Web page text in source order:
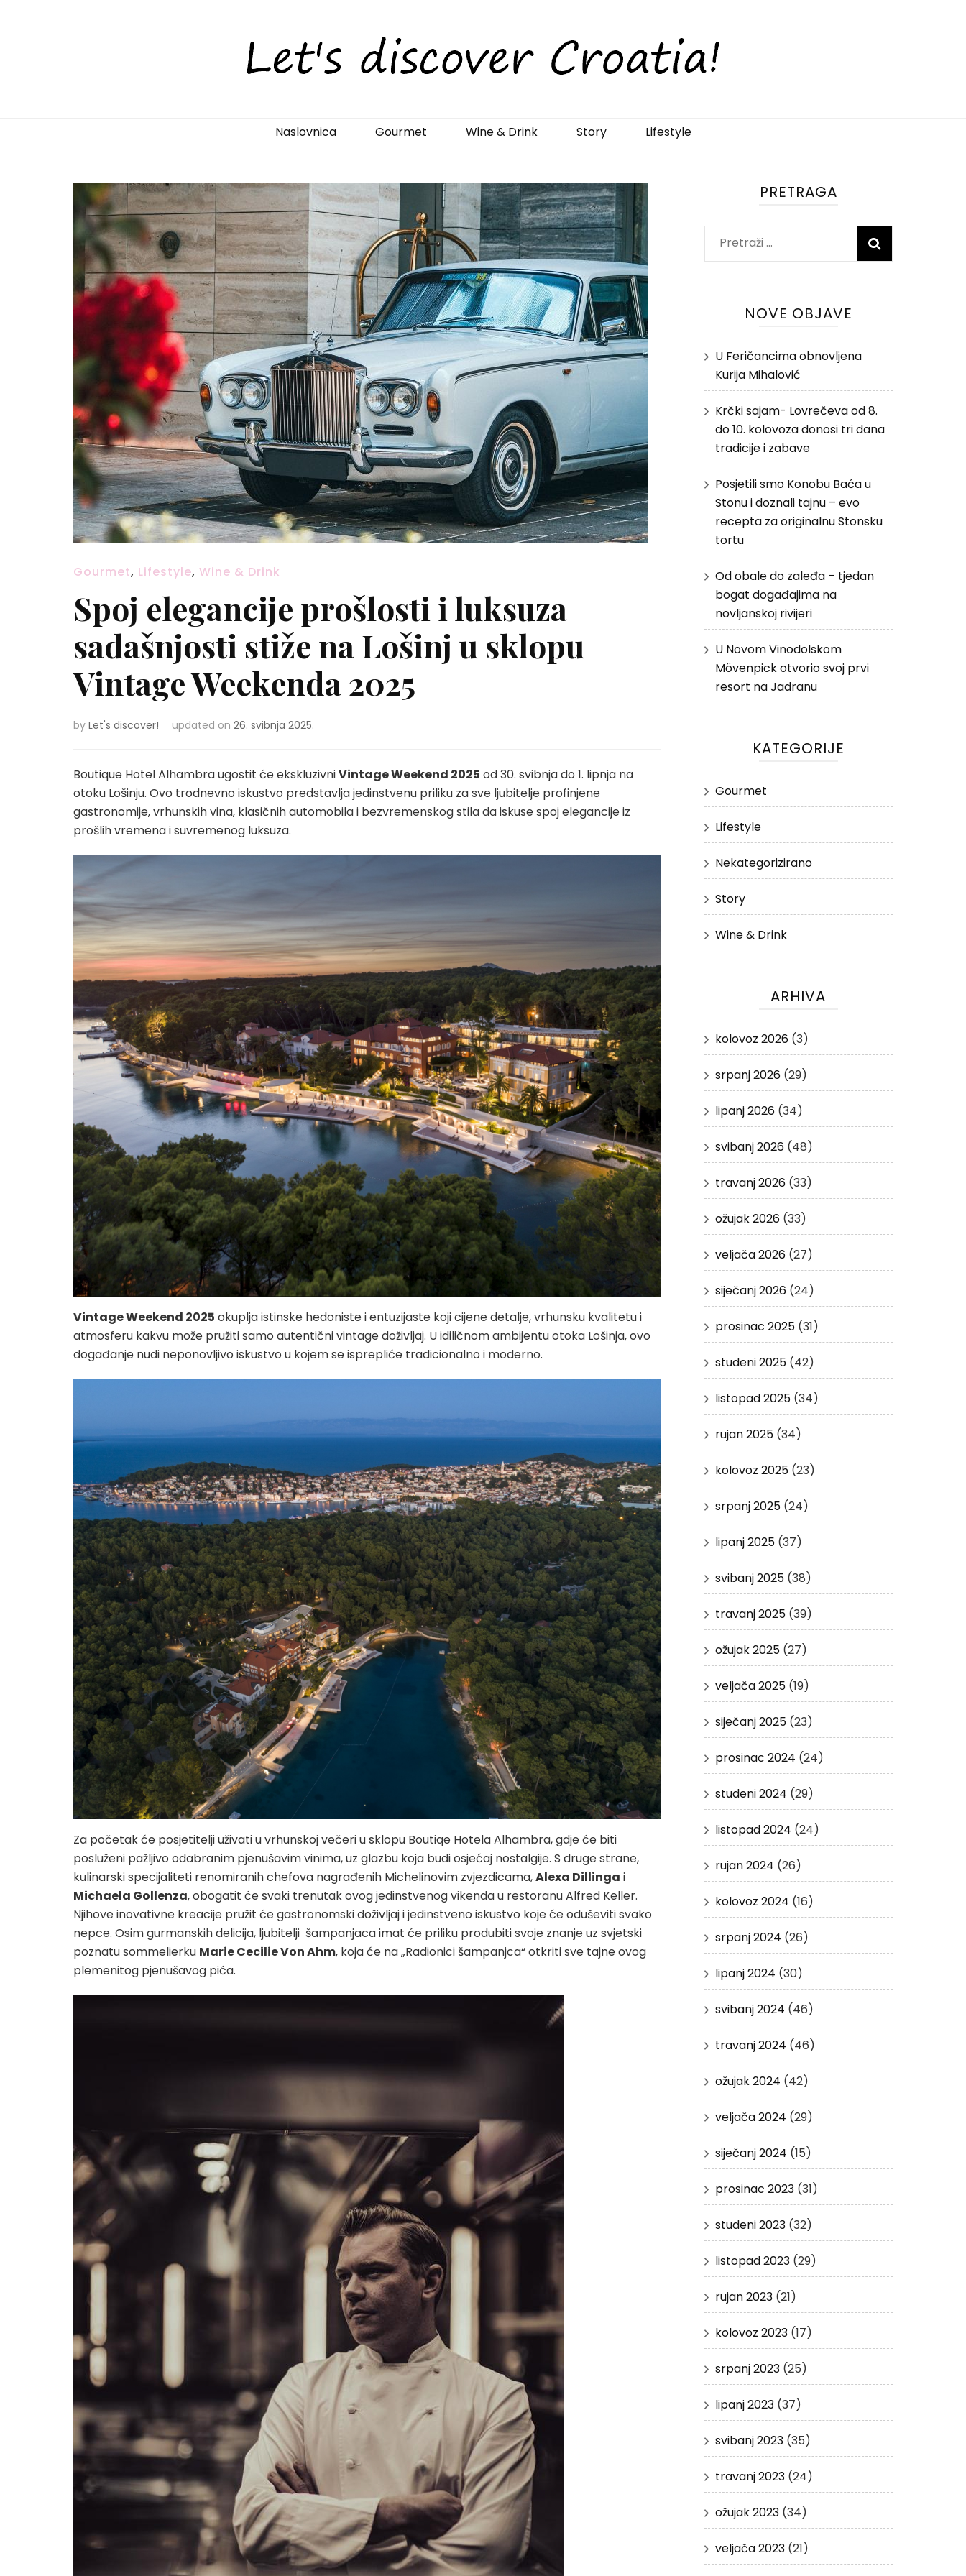
LetsDiscoverCroatia
Naslovnica Gourmet Wine & Drink Story Lifestyle
Gourmet, Lifestyle, Wine & Drink
Spoj elegancije prošlosti i luksuza
sadašnjosti stiže na Lošinj u sklopu
Vintage Weekenda 2025
by Let's discover! updated on 26. svibnja 2025.
Boutique Hotel Alhambra ugostit će ekskluzivniVintage Weekend 2025 od 30. svibnja do 1. lipnja na
otoku Lošinju. Ovo trodnevno iskustvo predstavlja jedinstvenu priliku za sve ljubitelje profinjene
gastronomije, vrhunskih vina, klasičnih automobila i bezvremenskog stila da iskuse spoj elegancije iz
prošlih vremena i suvremenog luksuza.
Vintage Weekend 2025 okuplja istinske hedoniste i entuzijaste koji cijene detalje, vrhunsku kvalitetu i
atmosferu kakvu može pružiti samo autentični vintage doživljaj. U idiličnom ambijentu otoka Lošinja, ovo
događanje nudi neponovljivo iskustvo u kojem se isprepliće tradicionalno i moderno.
Za početak će posjetitelji uživati u vrhunskoj večeri u sklopu Boutiqe Hotela Alhambra, gdje će biti
posluženi pažljivo odabranim pjenušavim vinima, uz glazbu koja budi osjećaj nostalgije. S druge strane,
kulinarski specijaliteti renomiranih chefova nagrađenih Michelinovim zvjezdicama,Alexa Dillinga i
Michaela Gollenza, obogatit će svaki trenutak ovog jedinstvenog vikenda u restoranu Alfred Keller.
Njihove inovativne kreacije pružit će gastronomski doživljaj i jedinstveno iskustvo koje će oduševiti svako
nepce. Osim gurmanskih delicija, ljubitelji šampanjaca imat će priliku produbiti svoje znanje uz svjetski
poznatu sommelierku Marie Cecilie Von Ahm, koja će na „Radionici šampanjca“ otkriti sve tajne ovog
plemenitog pjenušavog pića.
PRETRAGA
Pretraži:
NOVE OBJAVE
U Feričancima obnovljena
Kurija Mihalović
Krčki sajam- Lovrečeva od 8.
do 10. kolovoza donosi tri dana
tradicije i zabave
Posjetili smo Konobu Baća u
Stonu i doznali tajnu – evo
recepta za originalnu Stonsku
tortu
Od obale do zaleđa – tjedan
bogat događajima na
novljanskoj rivijeri
U Novom Vinodolskom
Mövenpick otvorio svoj prvi
resort na Jadranu
KATEGORIJE
Gourmet
Lifestyle
Nekategorizirano
Story
Wine & Drink
ARHIVA
kolovoz 2026(3)
srpanj 2026(29)
lipanj 2026(34)
svibanj 2026(48)
travanj 2026(33)
ožujak 2026(33)
veljača 2026(27)
siječanj 2026(24)
prosinac 2025(31)
studeni 2025(42)
listopad 2025(34)
rujan 2025(34)
kolovoz 2025(23)
srpanj 2025(24)
lipanj 2025(37)
svibanj 2025(38)
travanj 2025(39)
ožujak 2025(27)
veljača 2025(19)
siječanj 2025(23)
prosinac 2024 (24)
studeni 2024 (29)
listopad 2024 (24)
rujan 2024 (26)
kolovoz 2024 (16)
srpanj 2024 (26)
lipanj 2024 (30)
svibanj 2024 (46)
travanj 2024 (46)
ožujak 2024 (42)
veljača 2024 (29)
siječanj 2024 (15)
prosinac 2023(31)
studeni 2023(32)
listopad 2023(29)
rujan 2023(21)
kolovoz 2023(17)
srpanj 2023(25)
lipanj 2023(37)
svibanj 2023(35)
travanj 2023(24)
ožujak 2023(34)
veljača 2023(21)